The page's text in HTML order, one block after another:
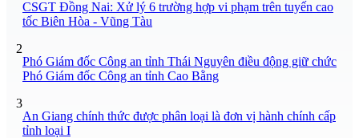
CSGT Đồng Nai: Xử lý 6 trường hợp vi phạm trên tuyến cao
tốc Biên Hòa - Vũng Tàu
2
Phó Giám đốc Công an tỉnh Thái Nguyên điều động giữ chức
Phó Giám đốc Công an tỉnh Cao Bằng
3
An Giang chính thức được phân loại là đơn vị hành chính cấp
tỉnh loại I